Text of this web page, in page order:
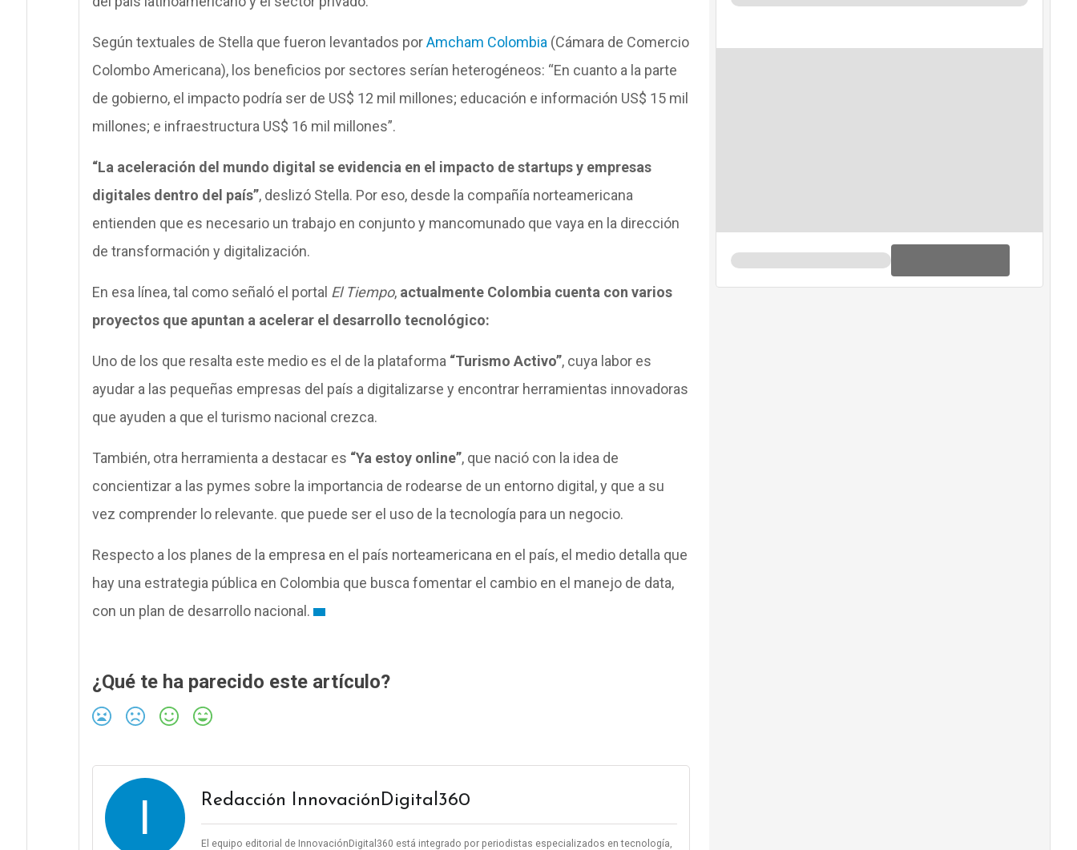
Según textuales de Stella que fueron levantados por Amcham Colombia (Cámara de Comercio
Colombo Americana), los beneficios por sectores serían heterogéneos: “En cuanto a la parte
de gobierno, el impacto podría ser de US$ 12 mil millones; educación e información US$ 15 mil
millones; e infraestructura US$ 16 mil millones”.
“La aceleración del mundo digital se evidencia en el impacto de startups y empresas
digitales dentro del país”, deslizó Stella. Por eso, desde la compañía norteamericana
entienden que es necesario un trabajo en conjunto y mancomunado que vaya en la dirección
de transformación y digitalización.
En esa línea, tal como señaló el portal El Tiempo, actualmente Colombia cuenta con varios
proyectos que apuntan a acelerar el desarrollo tecnológico:
Uno de los que resalta este medio es el de la plataforma “Turismo Activo”, cuya labor es
ayudar a las pequeñas empresas del país a digitalizarse y encontrar herramientas innovadoras
que ayuden a que el turismo nacional crezca.
También, otra herramienta a destacar es “Ya estoy online”, que nació con la idea de
concientizar a las pymes sobre la importancia de rodearse de un entorno digital, y que a su
vez comprender lo relevante. que puede ser el uso de la tecnología para un negocio.
Respecto a los planes de la empresa en el país norteamericana en el país, el medio detalla que
hay una estrategia pública en Colombia que busca fomentar el cambio en el manejo de data,
con un plan de desarrollo nacional.
¿Qué te ha parecido este artículo?
I Redacción InnovaciónDigital360
El equipo editorial de InnovaciónDigital360 está integrado por periodistas especializados en tecnología,